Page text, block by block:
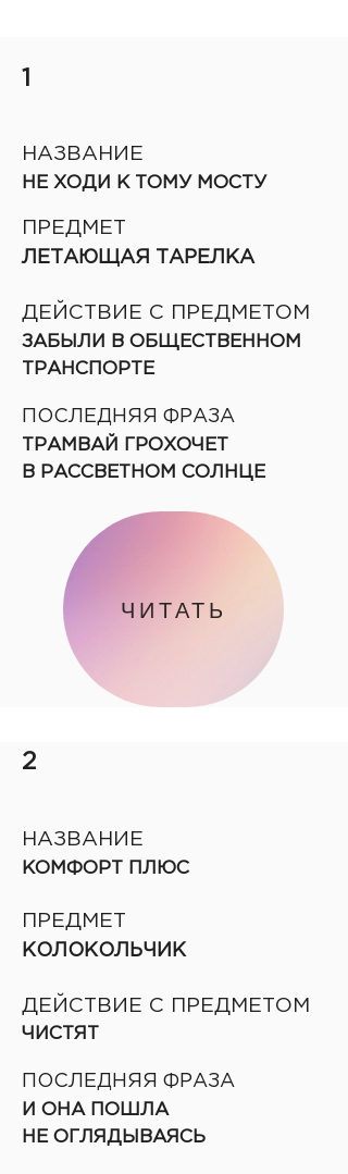
1
НАЗВАНИЕ
НЕ ХОДИ К ТОМУ МОСТУ
ПРЕДМЕТ
ЛЕТАЮЩАЯ ТАРЕЛКА
ДЕЙСТВИЕ С ПРЕДМЕТОМ
ЗАБЫЛИ В ОБЩЕСТВЕННОМ
ТРАНСПОРТЕ
ПОСЛЕДНЯЯ ФРАЗА
ТРАМВАЙ ГРОХОЧЕТ
В РАССВЕТНОМ СОЛНЦЕ
ЧИТАТЬ
2
НАЗВАНИЕ
КОМФОРТ ПЛЮС
ПРЕДМЕТ
КОЛОКОЛЬЧИК
ДЕЙСТВИЕ С ПРЕДМЕТОМ
ЧИСТЯТ
ПОСЛЕДНЯЯ ФРАЗА
И ОНА ПОШЛА
НЕ ОГЛЯДЫВАЯСЬ